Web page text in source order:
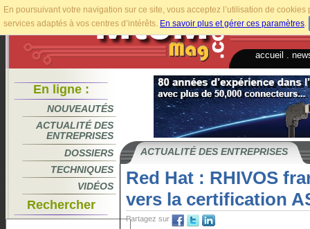
En poursuivant votre navigation sur ce site, vous acceptez l’utilisation de
services adaptés à vos centres d’intérêts. En savoir plus et gérer ces paramètres.
accueil
En ligne :
NOUVEAUTÉS
ACTUALITÉ DES
ENTREPRISES
DOSSIERS
TECHNIQUES
VIDÉOS
Rechercher
ACTUALITÉ DES ENTREPRISES
Red Hat : RHIVOS
vers la certification
Partagez sur